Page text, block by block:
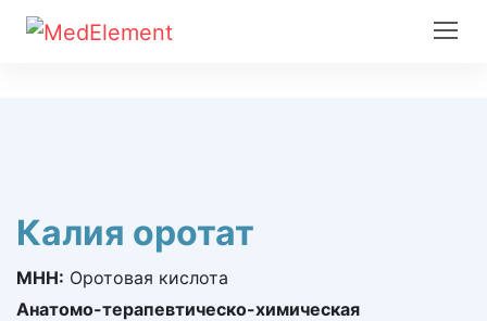
Калия оротат
МНН: Оротовая кислота
Анатомо-терапевтическо-химическая